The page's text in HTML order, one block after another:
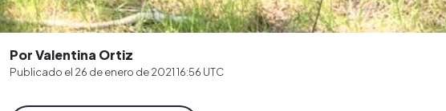
Por Valentina Ortiz
Publicado el 26 de enero de 2021 16:56 UTC